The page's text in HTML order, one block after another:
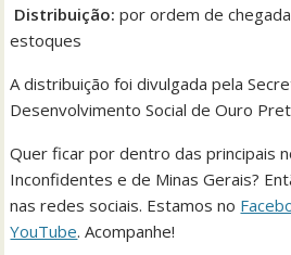
Distribuição: por ordem de
estoques
A distribuição foi divulgada pela
Desenvolvimento Social de Ouro
Quer ficar por dentro das principais
Inconfidentes e de Minas Gerais?
nas redes sociais. Estamos no
YouTube. Acompanhe!